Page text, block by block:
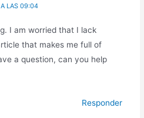
LAS 09:04
I am worried that I lack
that makes me full of
a question, can you help
Responder